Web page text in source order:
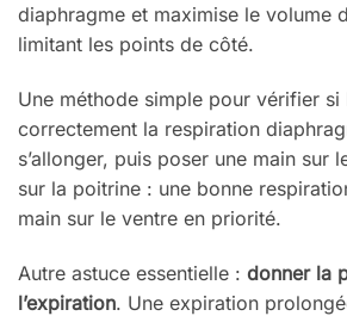
diaphragme et maximise le volume
limitant les points de côté.
Une méthode simple pour vérifier si
correctement la respiration
s’allonger, puis poser une main sur
sur la poitrine : une bonne
main sur le ventre en priorité.
Autre astuce essentielle : donner la
l’expiration. Une expiration